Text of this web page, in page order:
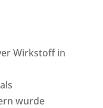
Wirkstoff in
wurde